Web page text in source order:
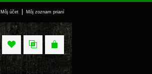
Môj účet Môj zoznam prianí